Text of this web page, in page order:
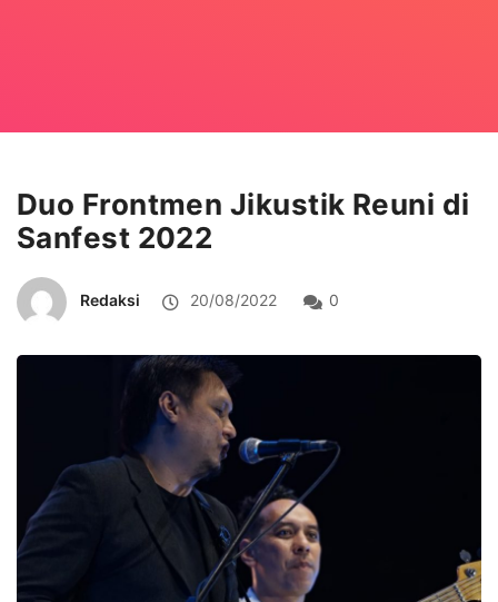
Duo Frontmen Jikustik Reuni di
Sanfest 2022
Redaksi 20/08/2022 0